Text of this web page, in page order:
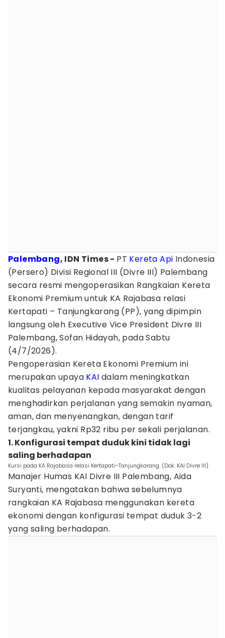
Palembang, IDN Times - PT Kereta Api Indonesia
(Persero) Divisi Regional III (Divre III) Palembang
secara resmi mengoperasikan Rangkaian Kereta
Ekonomi Premium untuk KA Rajabasa relasi
Kertapati – Tanjungkarang (PP), yang dipimpin
langsung oleh Executive Vice President Divre III
Palembang, Sofan Hidayah, pada Sabtu
(4/7/2026).
Pengoperasian Kereta Ekonomi Premium ini
merupakan upaya KAI dalam meningkatkan
kualitas pelayanan kepada masyarakat dengan
menghadirkan perjalanan yang semakin nyaman,
aman, dan menyenangkan, dengan tarif
terjangkau, yakni Rp32 ribu per sekali perjalanan.
1. Konfigurasi tempat duduk kini tidak lagi
saling berhadapan
Kursi pada KA Rajabasa relasi Kertapati–Tanjungkarang. (Dok. KAI Divre III)
Manajer Humas KAI Divre III Palembang, Aida
Suryanti, mengatakan bahwa sebelumnya
rangkaian KA Rajabasa menggunakan kereta
ekonomi dengan konfigurasi tempat duduk 3-2
yang saling berhadapan.